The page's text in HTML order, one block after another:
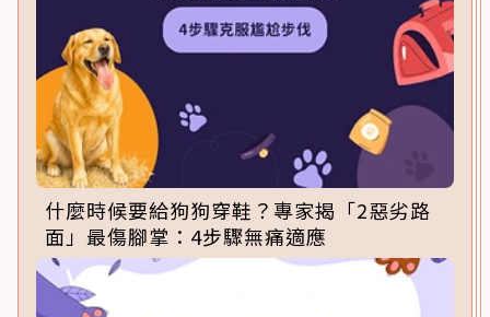
什麼時候要給狗狗穿鞋？專家揭「2惡劣路
面」最傷腳掌：4步驟無痛適應